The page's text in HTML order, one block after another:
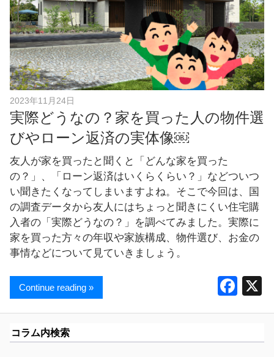
を
お
届
け
し
ま
す
！
2023年11月24日
実際どうなの？家を買った人の物件選
びやローン返済の実体像￼
友人が家を買ったと聞くと「どんな家を買った
の？」、「ローン返済はいくらくらい？」などついつ
い聞きたくなってしまいますよね。そこで今回は、国
の調査データから友人にはちょっと聞きにくい住宅購
入者の「実際どうなの？」を調べてみました。実際に
家を買った方々の年収や家族構成、物件選び、お金の
事情などについて見ていきましょう。
F
e
Continue reading »
コラム内検索